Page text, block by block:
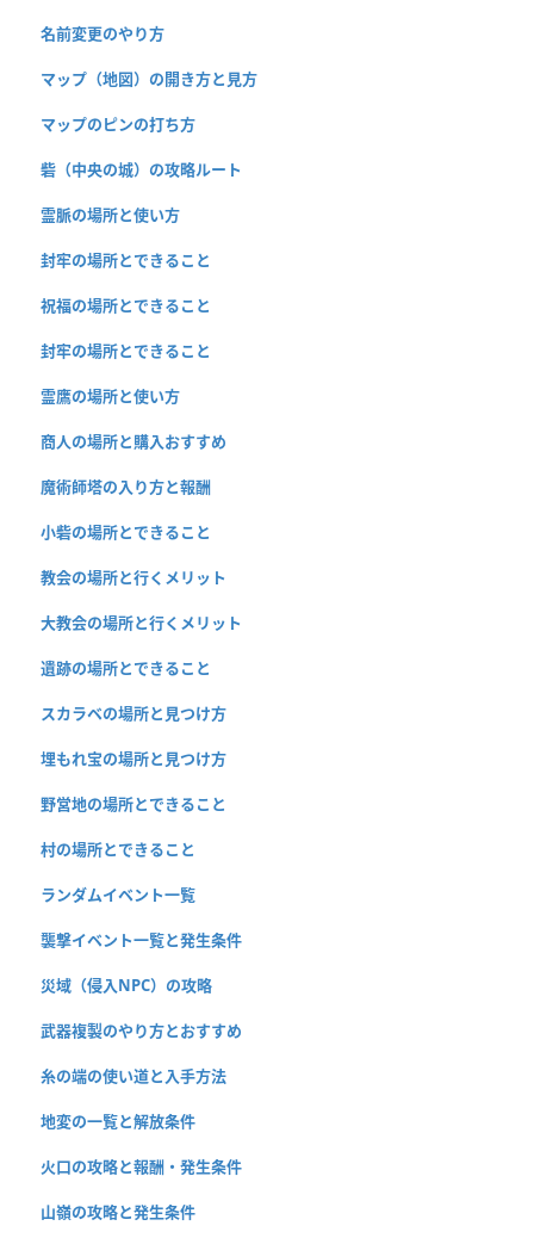
名前変更のやり方
マップ（地図）の開き方と見方
マップのピンの打ち方
砦（中央の城）の攻略ルート
霊脈の場所と使い方
封牢の場所とできること
祝福の場所とできること
封牢の場所とできること
霊鷹の場所と使い方
商人の場所と購入おすすめ
魔術師塔の入り方と報酬
小砦の場所とできること
教会の場所と行くメリット
大教会の場所と行くメリット
遺跡の場所とできること
スカラベの場所と見つけ方
埋もれ宝の場所と見つけ方
野営地の場所とできること
村の場所とできること
ランダムイベント一覧
襲撃イベント一覧と発生条件
災域（侵入NPC）の攻略
武器複製のやり方とおすすめ
糸の端の使い道と入手方法
地変の一覧と解放条件
火口の攻略と報酬・発生条件
山嶺の攻略と発生条件